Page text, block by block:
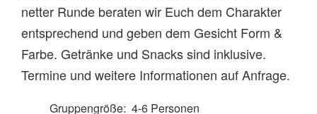
netter Runde beraten wir Euch dem Charakter
entsprechend und geben dem Gesicht Form &
Farbe. Getränke und Snacks sind inklusive.
Termine und weitere Informationen auf Anfrage.
Gruppengröße: 4-6 Personen